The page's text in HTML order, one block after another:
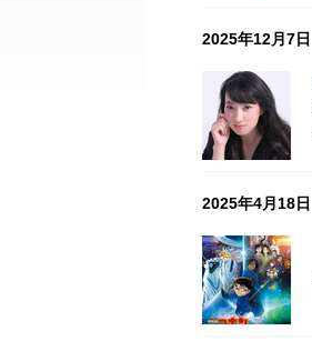
2025年12月7日
2025年4月18日